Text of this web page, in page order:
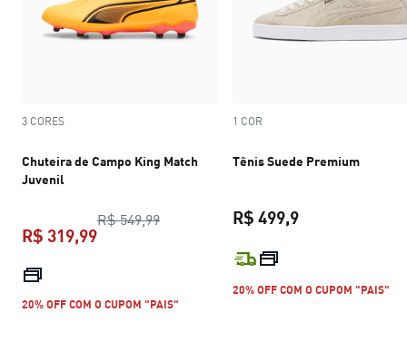
3 CORES
Chuteira de Campo King Match
Juvenil
R$ 549,99preço original R$ 549,99
R$ 319,99
20% OFF COM O CUPOM "PAIS"
1 COR
Tênis Suede Premium
R$ 499,9
20% OFF COM O CUPOM "PAIS"